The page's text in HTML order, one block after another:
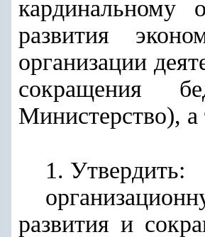
кардинальному
развития
организации
сокращения
Министерство), а
1. Утвердить:
развития и